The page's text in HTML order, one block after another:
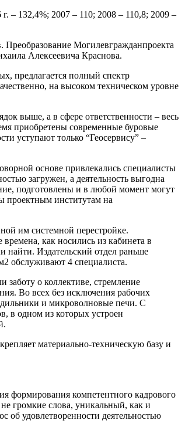
– 132,4%; 2007 – 110; 2008 – 110,8; 2009 –
Преобразование Могилевгражданпроекта
Алексеевича Краснова.
предлагается полный спектр
на высоком техническом уровне
выше, а в сфере ответственности – весь
приобретены современные буровые
уступают только “Геосервису” –
основе привлекались специалисты
загружен, а деятельность выгодна
подготовлены и в любой момент могут
проектным институтам на
им системной перестройке.
как носились из кабинета в
найти. Издательский отдел раньше
обслуживают 4 специалиста.
заботу о коллективе, стремление
Во всех без исключения рабочих
и микроволновые печи. С
в одном из которых устроен
материально-техническую базу и
формирования компетентного кадрового
громкие слова, уникальный, как и
об удовлетворенности деятельностью